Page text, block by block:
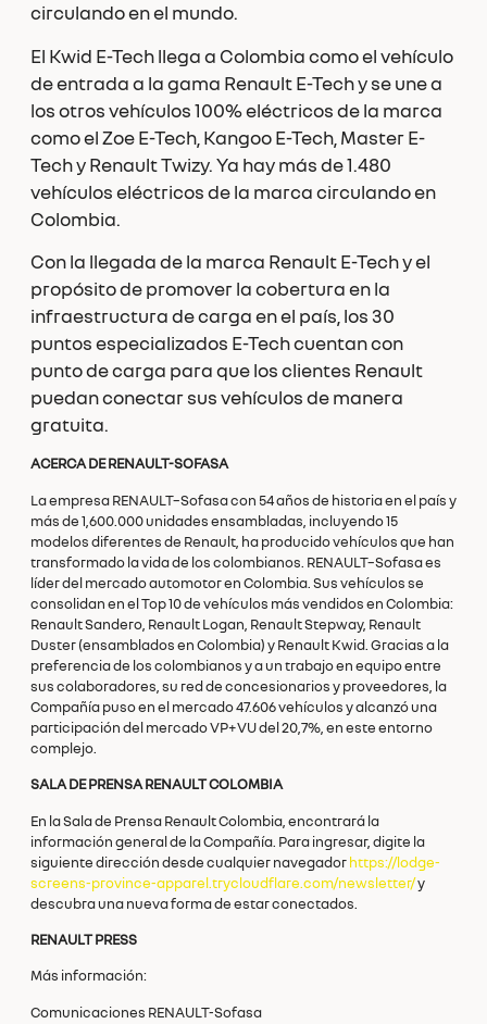
circulando en el mundo.
El Kwid E-Tech llega a Colombia como el vehículo
de entrada a la gama Renault E-Tech y se une a
los otros vehículos 100% eléctricos de la marca
como el Zoe E-Tech, Kangoo E-Tech, Master E-
Tech y Renault Twizy. Ya hay más de 1.480
vehículos eléctricos de la marca circulando en
Colombia.
Con la llegada de la marca Renault E-Tech y el
propósito de promover la cobertura en la
infraestructura de carga en el país, los 30
puntos especializados E-Tech cuentan con
punto de carga para que los clientes Renault
puedan conectar sus vehículos de manera
gratuita.
ACERCA DE RENAULT-SOFASA
La empresa RENAULT–Sofasa con 54 años de historia en el país y
más de 1,600.000 unidades ensambladas, incluyendo 15
modelos diferentes de Renault, ha producido vehículos que han
transformado la vida de los colombianos. RENAULT–Sofasa es
líder del mercado automotor en Colombia. Sus vehículos se
consolidan en el Top 10 de vehículos más vendidos en Colombia:
Renault Sandero, Renault Logan, Renault Stepway, Renault
Duster (ensamblados en Colombia) y Renault Kwid. Gracias a la
preferencia de los colombianos y a un trabajo en equipo entre
sus colaboradores, su red de concesionarios y proveedores, la
Compañía puso en el mercado 47.606 vehículos y alcanzó una
participación del mercado VP+VU del 20,7%, en este entorno
complejo.
SALA DE PRENSA RENAULT COLOMBIA
En la Sala de Prensa Renault Colombia, encontrará la
información general de la Compañía. Para ingresar, digite la
siguiente dirección desde cualquier navegadorhttps://lodge-
screens-province-apparel.trycloudflare.com/newsletter/y
descubra una nueva forma de estar conectados.
RENAULT PRESS
Más información:
Comunicaciones RENAULT-Sofasa